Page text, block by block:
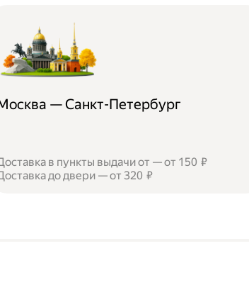
— Санкт-Петербург
в пункты выдачи от — от 150 ₽
до двери — от 320 ₽